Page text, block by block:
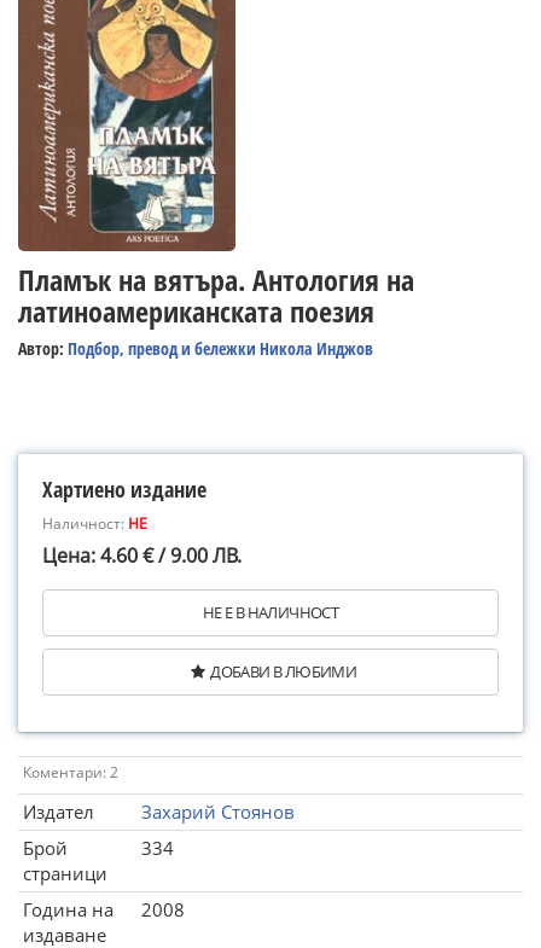
Пламък на вятъра. Антология на
латиноамериканската поезия
Автор: Подбор, превод и бележки Никола Инджов
Хартиено издание
Наличност: НЕ
Цена: 4.60 € / 9.00 ЛВ.
НЕ Е В НАЛИЧНОСТ
ДОБАВИ В ЛЮБИМИ
Коментари: 2
Издател
Захарий Стоянов
Брой
страници
334
Година на
издаване
2008